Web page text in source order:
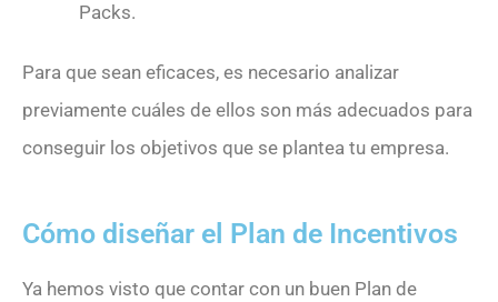
Packs.
Para que sean eficaces, es necesario analizar
previamente cuáles de ellos son más adecuados para
conseguir los objetivos que se plantea tu empresa.
Cómo diseñar el Plan de Incentivos
Ya hemos visto que contar con un buen Plan de